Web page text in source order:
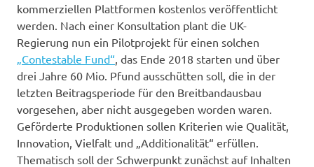
kommerziellen Plattformen kostenlos veröffentlicht
werden. Nach einer Konsultation plant die UK-
Regierung nun ein Pilotprojekt für einen solchen
„Contestable Fund“ , das Ende 2018 starten und über
drei Jahre 60 Mio. Pfund ausschütten soll, die in der
letzten Beitragsperiode für den Breitbandausbau
vorgesehen, aber nicht ausgegeben worden waren.
Geförderte Produktionen sollen Kriterien wie Qualität,
Innovation, Vielfalt und „Additionalität“ erfüllen.
Thematisch soll der Schwerpunkt zunächst auf Inhalten